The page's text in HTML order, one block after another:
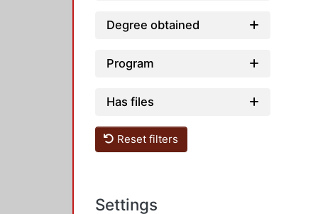
Degree obtained
Program
Has files
Reset filters
Settings